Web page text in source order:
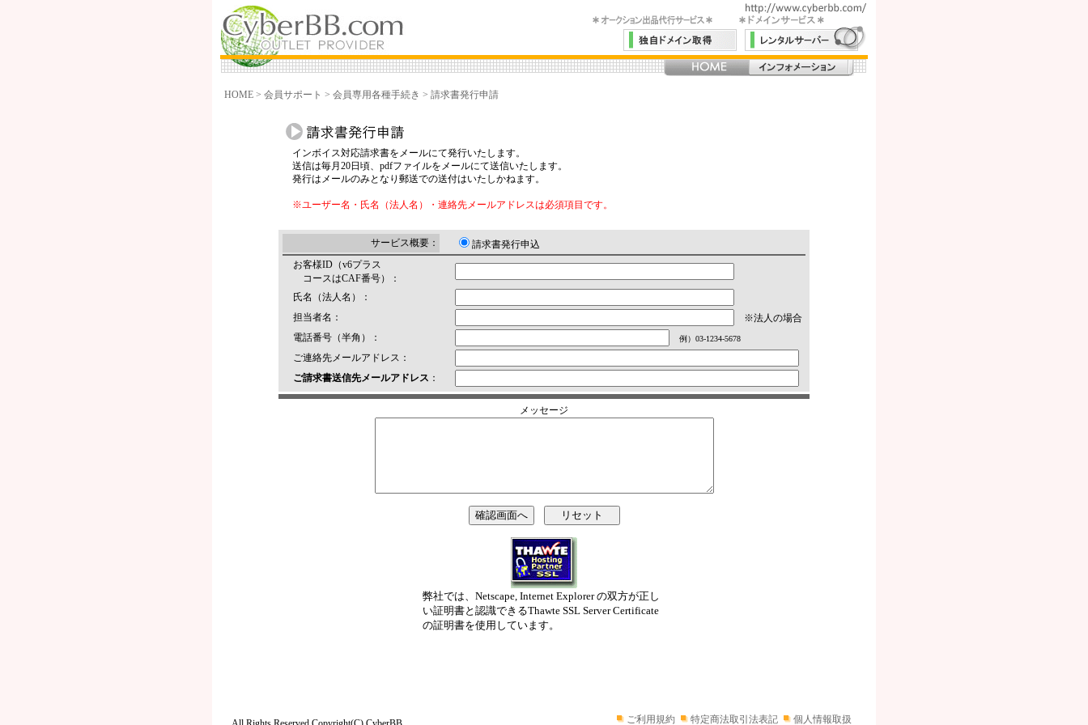
HOME > 会員サポート > 会員専用各種手続き > 請求書発行申請
インボイス対応請求書をメールにて発行いたします。
送信は毎月20日頃、pdfファイルをメールにて送信いたします。
発行はメールのみとなり郵送での送付はいたしかねます。
※ユーザー名・氏名（法人名）・連絡先メールアドレスは必須項目です。
サービス概要：
請求書発行申込
お客様ID（v6プラス
コースはCAF番号）：
氏名（法人名）：
担当者名：
※法人の場合
電話番号（半角）：
例）03-1234-5678
ご連絡先メールアドレス：
ご請求書送信先メールアドレス ：
メッセージ
弊社では、Netscape, Internet Explorer の双方が正し
い証明書と認識できるThawte SSL Server Certificate
の証明書を使用しています。
ご利用規約 特定商法取引法表記 個人情報取扱